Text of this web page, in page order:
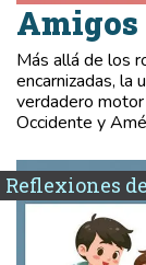
Más allá de los
encarnizadas, la
verdadero
Occidente y
Reflexiones